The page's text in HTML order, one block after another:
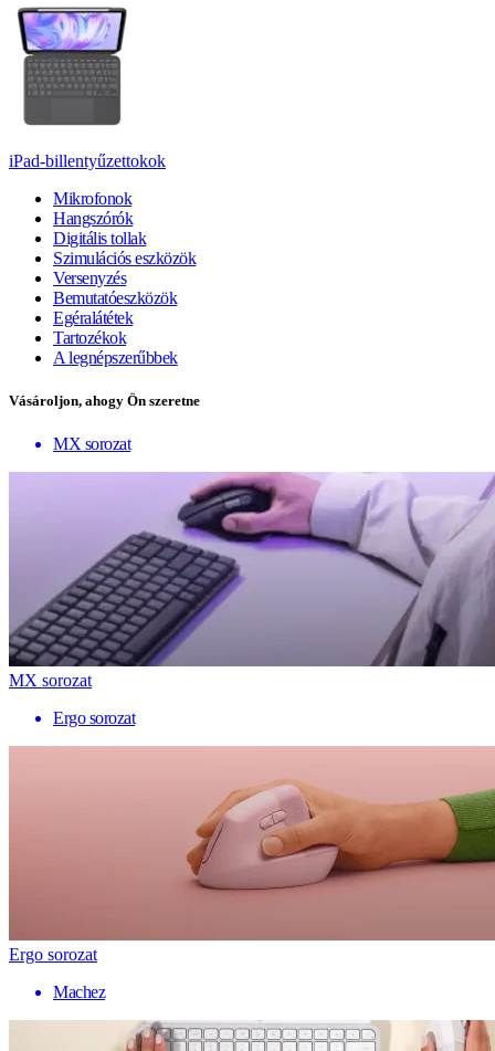
iPad-billentyűzettokok
Mikrofonok
Hangszórók
Digitális tollak
Szimulációs eszközök
Versenyzés
Bemutatóeszközök
Egéralátétek
Tartozékok
A legnépszerűbbek
Vásároljon, ahogy Ön szeretne
MX sorozat
MX sorozat
Ergo sorozat
Ergo sorozat
Machez